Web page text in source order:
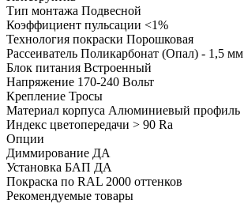
Тип монтажа Подвесной
Коэффициент пульсации <1%
Технология покраски Порошковая
Рассеиватель Поликарбонат (Опал) - 1,5 мм
Блок питания Встроенный
Напряжение 170-240 Вольт
Крепление Тросы
Материал корпуса Алюминиевый профиль
Индекс цветопередачи > 90 Ra
Опции
Диммирование ДА
Установка БАП ДА
Покраска по RAL 2000 оттенков
Рекомендуемые товары